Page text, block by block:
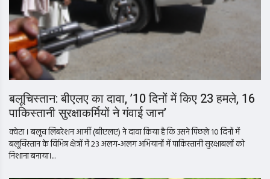
बलूचिस्तान: बीएलए का दावा, ’10 दिनों में किए 23 हमले, 16
पाकिस्तानी सुरक्षाकर्मियों ने गंवाई जान’
क्वेटा । बलूच लिबरेशन आर्मी (बीएलए) ने दावा किया है कि उसने पिछले 10 दिनों में
बलूचिस्तान के विभिन्न क्षेत्रों में 23 अलग-अलग अभियानों में पाकिस्तानी सुरक्षाबलों को
निशाना बनाया।...